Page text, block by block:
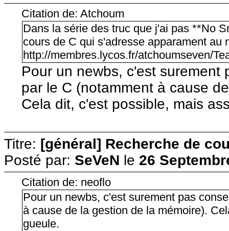
Citation de: Atchoum
Dans la série des truc que j'ai pas **No
cours de C qui s'adresse apparament au
http://membres.lycos.fr/atchoumseven/
Pour un newbs, c'est surement
par le C (notamment à cause
Cela dit, c'est possible, mais
Titre: [général] Recherche de
Posté par: SeVeN le 26
Citation de: neoflo
Pour un newbs, c'est surement pas
à cause de la gestion de la mémoire).
gueule.